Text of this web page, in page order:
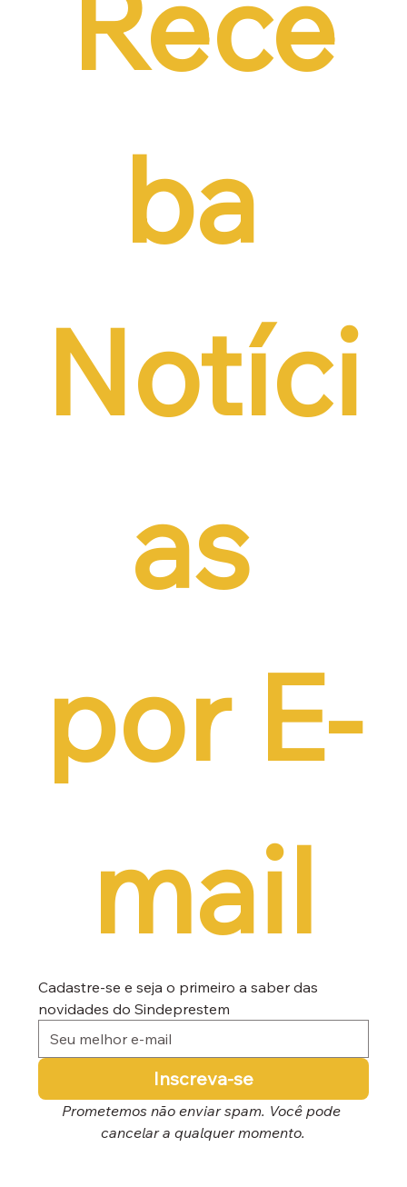
ba
Notíci
as
por E-
mail
Cadastre-se e seja o primeiro a saber das
novidades do Sindeprestem
Inscreva-se
Prometemos não enviar spam. Você pode
cancelar a qualquer momento.